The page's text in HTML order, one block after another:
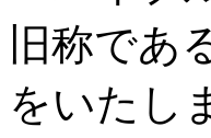
旧称であ
をいたし